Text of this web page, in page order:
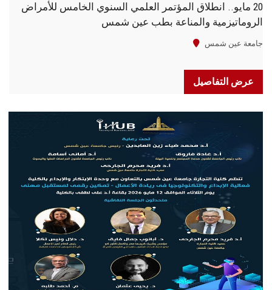
20 مايو.. انطلاق المؤتمر العلمي السنوي الخامس للأمراض
الروماتيزمية والمناعة بطب عين شمس
جامعة عين شمس
عرض التفاصيل